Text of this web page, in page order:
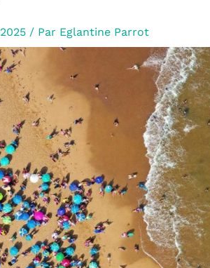
/ Par Eglantine Parrot